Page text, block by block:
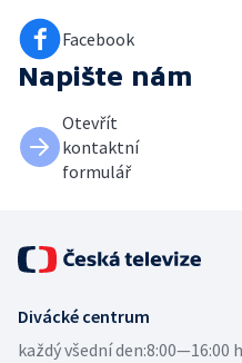
Facebook
Napište nám
Otevřít
kontaktní
formulář
Divácké centrum
každý všední den:8:00—16:00